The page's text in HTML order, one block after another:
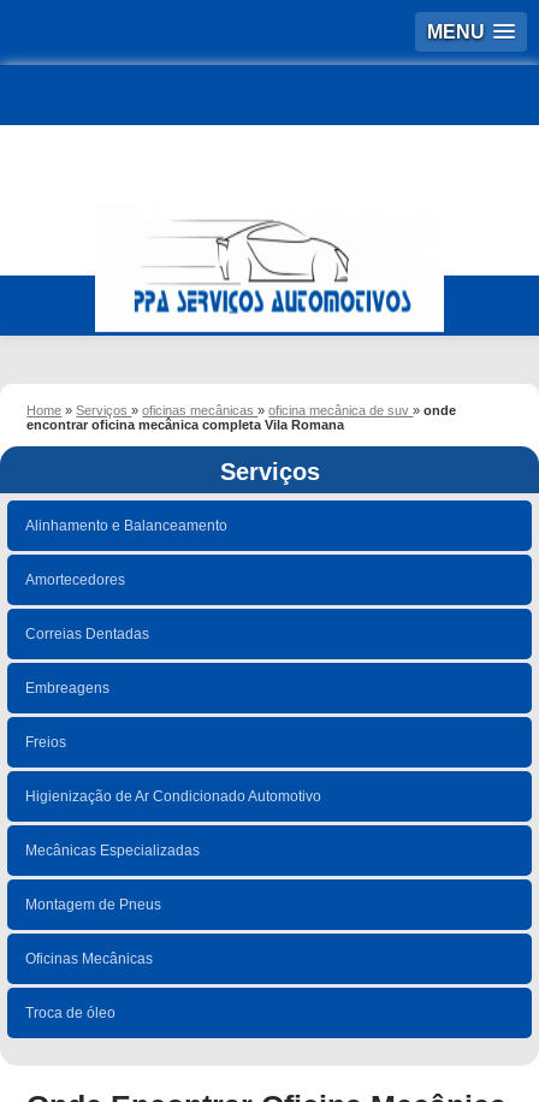
MENU
Home »Serviços»oficinas mecânicas»oficina mecânica de suv»onde
encontrar oficina mecânica completa Vila Romana
Serviços
Alinhamento e Balanceamento
Amortecedores
Correias Dentadas
Embreagens
Freios
Higienização de Ar Condicionado Automotivo
Mecânicas Especializadas
Montagem de Pneus
Oficinas Mecânicas
Troca de óleo